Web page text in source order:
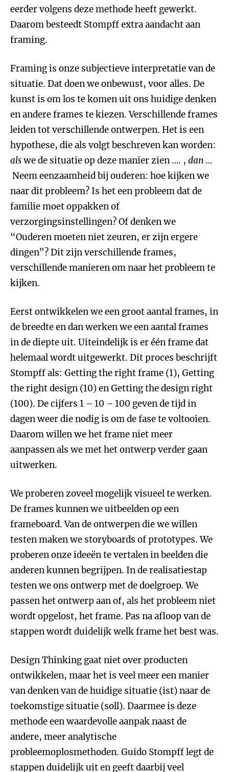
eerder volgens deze methode heeft gewerkt.
Daarom besteedt Stompff extra aandacht aan
framing.
Framing is onze subjectieve interpretatie van de
situatie. Dat doen we onbewust, voor alles. De
kunst is om los te komen uit ons huidige denken
en andere frames te kiezen. Verschillende frames
leiden tot verschillende ontwerpen. Het is een
hypothese, die als volgt beschreven kan worden:
alswe de situatie op deze manier zien …. , dan …
Neem eenzaamheid bij ouderen: hoe kijken we
naar dit probleem? Is het een probleem dat de
familie moet oppakken of
verzorgingsinstellingen? Of denken we
“Ouderen moeten niet zeuren, er zijn ergere
dingen”? Dit zijn verschillende frames,
verschillende manieren om naar het probleem te
kijken.
Eerst ontwikkelen we een groot aantal frames, in
de breedte en dan werken we een aantal frames
in de diepte uit. Uiteindelijk is er één frame dat
helemaal wordt uitgewerkt. Dit proces beschrijft
Stompff als: Getting the right frame (1), Getting
the right design (10) en Getting the design right
(100). De cijfers 1 – 10 – 100 geven de tijd in
dagen weer die nodig is om de fase te voltooien.
Daarom willen we het frame niet meer
aanpassen als we met het ontwerp verder gaan
uitwerken.
We proberen zoveel mogelijk visueel te werken.
De frames kunnen we uitbeelden op een
frameboard. Van de ontwerpen die we willen
testen maken we storyboards of prototypes. We
proberen onze ideeën te vertalen in beelden die
anderen kunnen begrijpen. In de realisatiestap
testen we ons ontwerp met de doelgroep. We
passen het ontwerp aan of, als het probleem niet
wordt opgelost, het frame. Pas na afloop van de
stappen wordt duidelijk welk frame het best was.
Design Thinking gaat niet over producten
ontwikkelen, maar het is veel meer een manier
van denken van de huidige situatie (ist) naar de
toekomstige situatie (soll). Daarmee is deze
methode een waardevolle aanpak naast de
andere, meer analytische
probleemoplosmethoden. Guido Stompff legt de
stappen duidelijk uit en geeft daarbij veel